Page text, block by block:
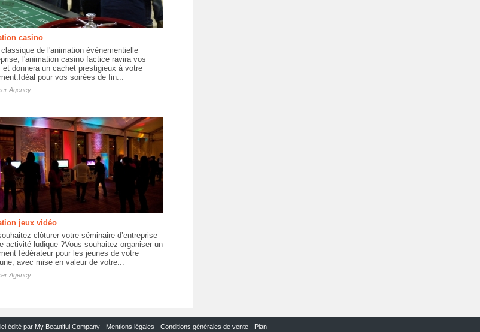
casino
de l'animation évènementielle
l'animation casino factice ravira vos
et donnera un cachet prestigieux à votre
pour vos soirées de fin...
Agency
jeux vidéo
clôturer votre séminaire d’entreprise
activité ludique ?Vous souhaitez organiser un
fédérateur pour les jeunes de votre
avec mise en valeur de votre...
Agency
édité par My Beautiful Company - Mentions légales - Conditions générales de vente - Plan